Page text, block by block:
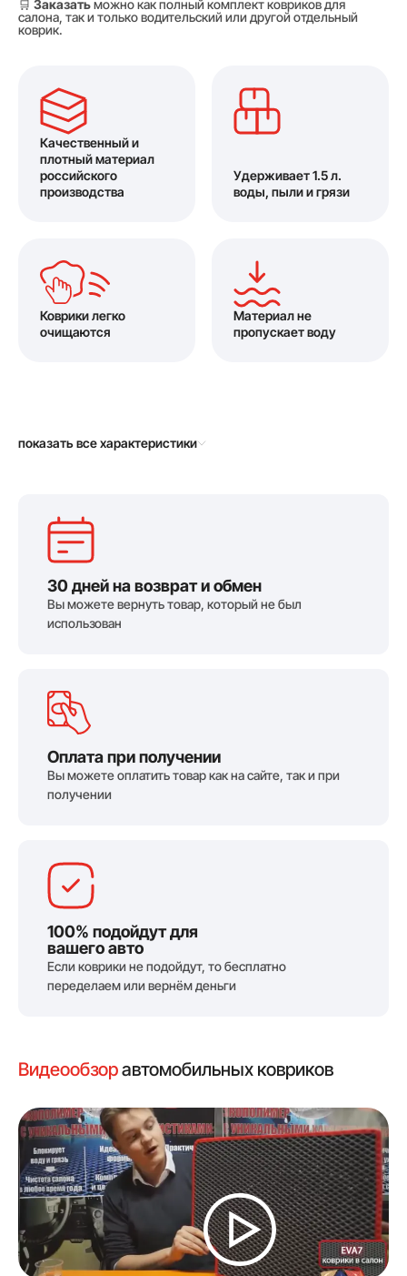
🛒 Заказатьможно как полный комплект ковриков для
салона, так и только водительский или другой отдельный
коврик.
Качественный и
плотный материал
российского
производства
Удерживает 1.5 л.
воды, пыли и грязи
Коврики легко
очищаются
Материал не
пропускает воду
показать все характеристики
Видеообзоравтомобильных ковриков
30 дней на возврат и обмен
Вы можете вернуть товар, который не был
использован
Оплата при получении
Вы можете оплатить товар как на сайте, так и при
получении
100% подойдут для
вашего авто
Если коврики не подойдут, то бесплатно
переделаем или вернём деньги